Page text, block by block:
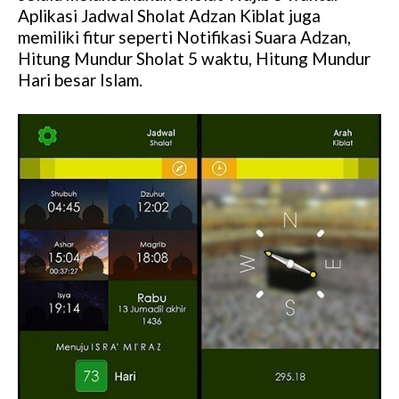
Aplikasi Jadwal Sholat Adzan Kiblat juga
memiliki fitur seperti Notifikasi Suara Adzan,
Hitung Mundur Sholat 5 waktu, Hitung Mundur
Hari besar Islam.